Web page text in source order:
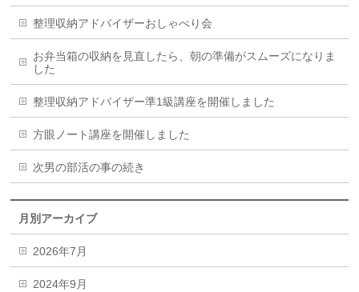
整理収納アドバイザーおしゃべり会
お弁当箱の収納を見直したら、朝の準備がスムーズになりま
した
整理収納アドバイザー準1級講座を開催しました
方眼ノート講座を開催しました
次男の部活の事の続き
月別アーカイブ
2026年7月
2024年9月